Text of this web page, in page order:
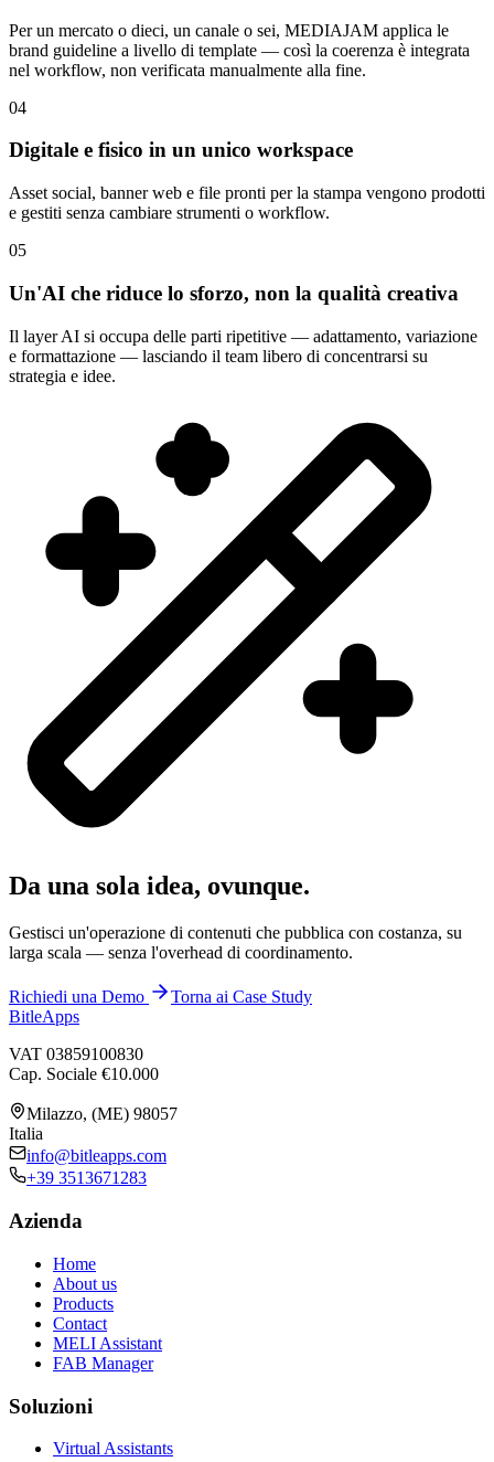
Per un mercato o dieci, un canale o sei, MEDIAJAM applica le
brand guideline a livello di template — così la coerenza è integrata
nel workflow, non verificata manualmente alla fine.
04
Digitale e fisico in un unico workspace
Asset social, banner web e file pronti per la stampa vengono prodotti
e gestiti senza cambiare strumenti o workflow.
05
Un'AI che riduce lo sforzo, non la qualità creativa
Il layer AI si occupa delle parti ripetitive — adattamento, variazione
e formattazione — lasciando il team libero di concentrarsi su
strategia e idee.
Da una sola idea, ovunque.
Gestisci un'operazione di contenuti che pubblica con costanza, su
larga scala — senza l'overhead di coordinamento.
Richiedi una Demo
Torna ai Case Study
BitleApps
VAT 03859100830
Cap. Sociale €10.000
Milazzo, (ME) 98057
Italia
info@bitleapps.com
+39 3513671283
Azienda
Home
About us
Products
Contact
MELI Assistant
FAB Manager
Soluzioni
Virtual Assistants